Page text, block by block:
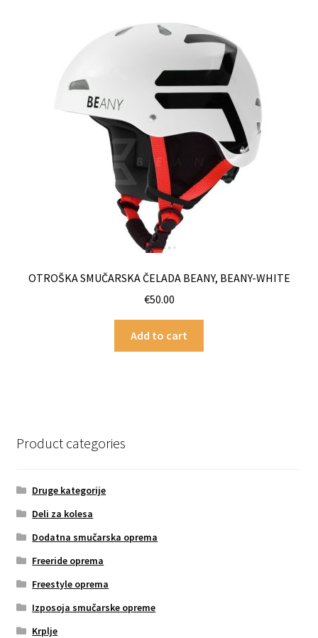
OTROŠKA SMUČARSKA ČELADA BEANY, BEANY-WHITE
€50.00
Add to cart
Product categories
Druge kategorije
Deli za kolesa
Dodatna smučarska oprema
Freeride oprema
Freestyle oprema
Izposoja smučarske opreme
Krplje